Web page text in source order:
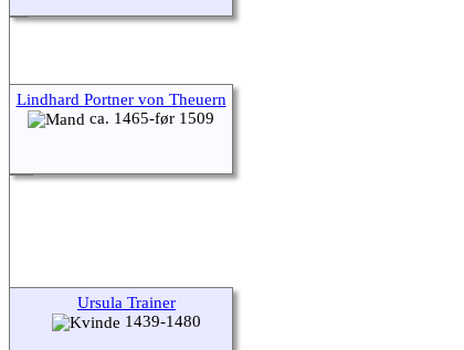
Lindhard Portner von Theuern
ca. 1465-før 1509
Ursula Trainer
1439-1480